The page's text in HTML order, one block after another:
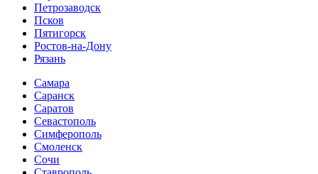
Петрозаводск
Псков
Пятигорск
Ростов-на-Дону
Рязань
Самара
Саранск
Саратов
Севастополь
Симферополь
Смоленск
Сочи